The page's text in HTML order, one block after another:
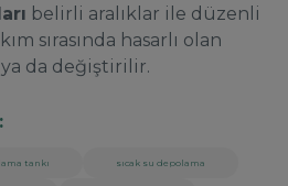
belirli aralıklar ile düzenli
sırasında hasarlı olan
ya da değiştirilir.
tankı sıcak su depolama